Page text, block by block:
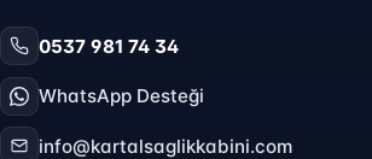
0537 981 74 34
WhatsApp Desteği
info@kartalsaglikkabini.com